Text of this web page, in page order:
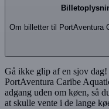
Om billetter til PortAventura
Gå ikke glip af en sjov
PortAventura Caribe
adgang uden om køen, så
at skulle vente i de lange